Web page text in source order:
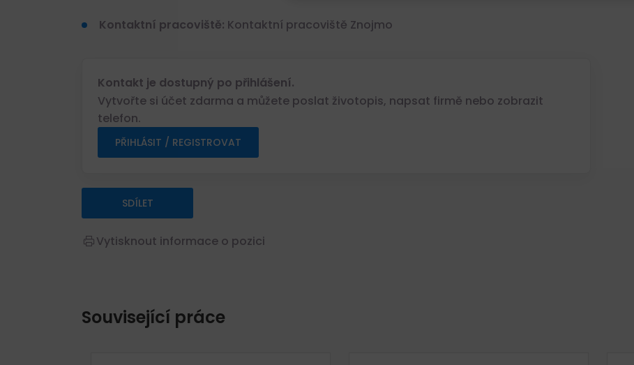
Kontaktní pracoviště: Kontaktní pracoviště Znojmo
Kontakt je dostupný po přihlášení.
Vytvořte si účet zdarma a můžete poslat životopis, napsat firmě nebo zobrazit
telefon.
PŘIHLÁSIT / REGISTROVAT
SDÍLET
Vytisknout informace o pozici
Související práce